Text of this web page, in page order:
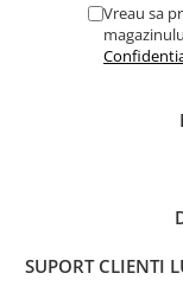
Vreau sa
SUPORT CLIENTI